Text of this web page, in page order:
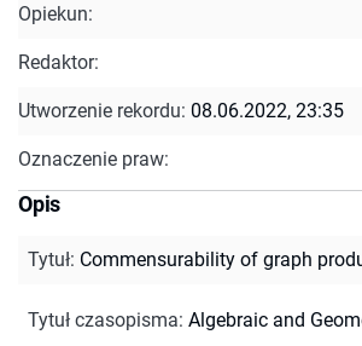
Opiekun:
Redaktor:
Utworzenie rekordu: 08.06.2022, 23:35
Oznaczenie praw:
Opis
Tytuł: Commensurability of graph
Tytuł czasopisma: Algebraic and